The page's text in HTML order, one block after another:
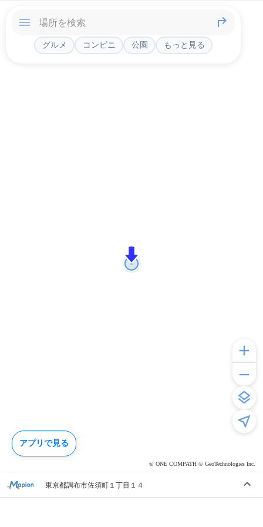
© ONE COMPATH © GeoTechnologies Inc.
グルメ コンビニ 公園 もっと見る
東京都調布市佐須町１丁目１４
アプリで見る